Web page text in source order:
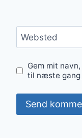
Websted
Gem mit
til næste gang